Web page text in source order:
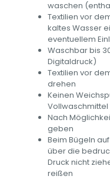
waschen
Textilien vor
kaltes Wasser
eventuellem
Waschbar bis
Digitaldruck)
Textilien vor
drehen
Keinen
Nach
geben
Beim Bügeln
über die
Druck nicht
reißen